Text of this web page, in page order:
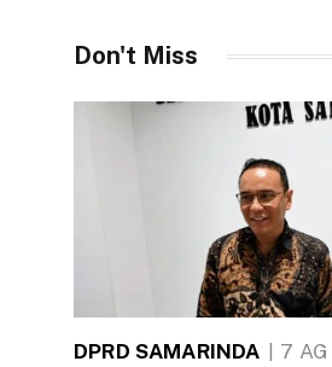
Don't Miss
DPRD SAMARINDA
7